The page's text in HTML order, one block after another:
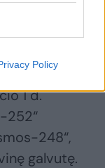
Policy
1 d.
252“
248“,
galvutę.